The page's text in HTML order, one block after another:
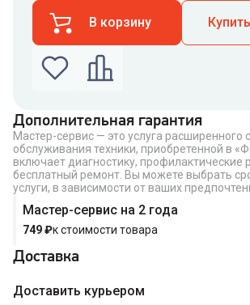
В корзину
Введите номер телефона по
связаться с вами
Номер телефона
Дополнительная гарантия
Мастер-сервис — это услуга расширенного
обслуживания техники, приобретенной в
включает диагностику, профилактические
бесплатный ремонт. Вы можете выбрать
услуги, в зависимости от ваших
Мастер-сервис на 2 года
749₽к стоимости товара
Доставка
Доставить курьером